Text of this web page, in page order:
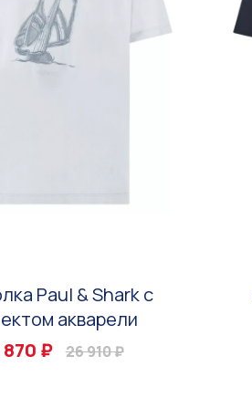
Paul & Shark с
акварели
₽
26 910 ₽